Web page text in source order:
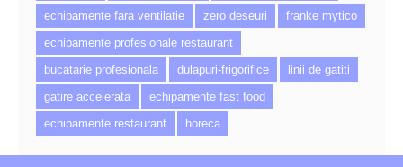
echipamente fara ventilatie
zero deseuri
franke mytico
echipamente profesionale restaurant
bucatarie profesionala
dulapuri-frigorifice
linii de gatiti
gatire accelerata
echipamente fast food
echipamente restaurant
horeca